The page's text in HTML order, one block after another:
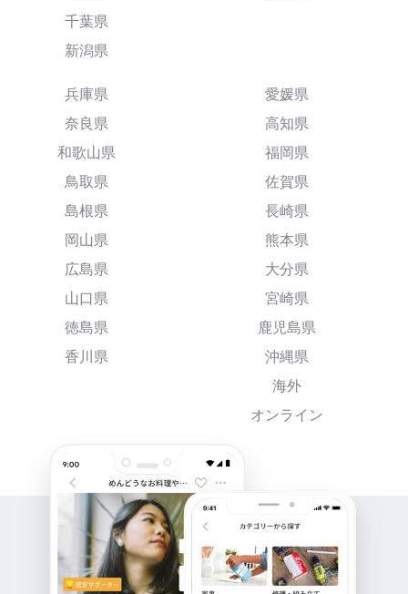
千葉県
新潟県
兵庫県
奈良県
和歌山県
鳥取県
島根県
岡山県
広島県
山口県
徳島県
香川県
愛媛県
高知県
福岡県
佐賀県
長崎県
熊本県
大分県
宮崎県
鹿児島県
沖縄県
海外
オンライン